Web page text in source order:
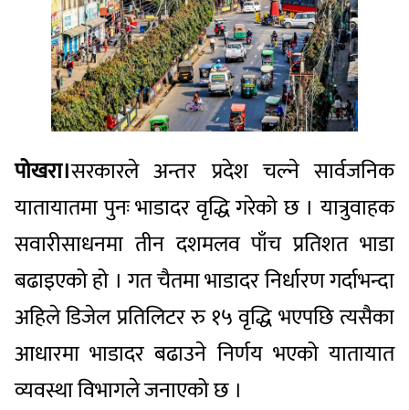
पोखरा।सरकारले अन्तर प्रदेश चल्ने सार्वजनिक
यातायातमा पुनः भाडादर वृद्धि गरेको छ । यात्रुवाहक
सवारीसाधनमा तीन दशमलव पाँच प्रतिशत भाडा
बढाइएको हो । गत चैतमा भाडादर निर्धारण गर्दाभन्दा
अहिले डिजेल प्रतिलिटर रु १५ वृद्धि भएपछि त्यसैका
आधारमा भाडादर बढाउने निर्णय भएको यातायात
व्यवस्था विभागले जनाएको छ ।